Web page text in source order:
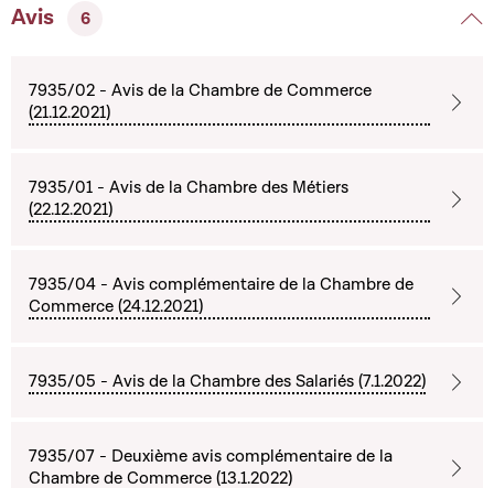
Avis 6
7935/02 - Avis de la Chambre de Commerce
(21.12.2021)
7935/01 - Avis de la Chambre des Métiers
(22.12.2021)
7935/04 - Avis complémentaire de la Chambre de
Commerce (24.12.2021)
7935/05 - Avis de la Chambre des Salariés (7.1.2022)
7935/07 - Deuxième avis complémentaire de la
Chambre de Commerce (13.1.2022)